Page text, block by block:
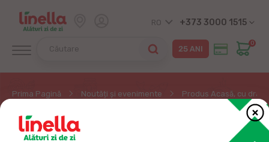
RO +373 3000 1515
0
Prima Pagină Noutăți și evenimente Produs Acasă, cu
PRODUS ACASĂ, CU